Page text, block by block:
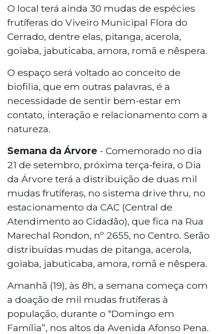
O local terá ainda 30 mudas de espécies
frutíferas do Viveiro Municipal Flora do
Cerrado, dentre elas, pitanga, acerola,
goiaba, jabuticaba, amora, romã e nêspera.
O espaço será voltado ao conceito de
biofilia, que em outras palavras, é a
necessidade de sentir bem-estar em
contato, interação e relacionamento com a
natureza.
Semana da Árvore - Comemorado no dia
21 de setembro, próxima terça-feira, o Dia
da Árvore terá a distribuição de duas mil
mudas frutíferas, no sistema drive thru, no
estacionamento da CAC (Central de
Atendimento ao Cidadão), que fica na Rua
Marechal Rondon, nº 2655, no Centro. Serão
distribuídas mudas de pitanga, acerola,
goiaba, jabuticaba, amora, romã e nêspera.
Amanhã (19), às 8h, a semana começa com
a doação de mil mudas frutíferas à
população, durante o “Domingo em
Família”, nos altos da Avenida Afonso Pena.